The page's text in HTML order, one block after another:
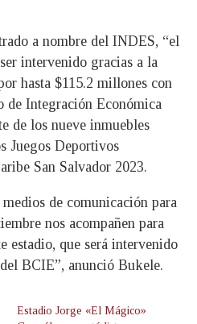
a nombre del INDES, “el
intervenido gracias a la
hasta $115.2 millones con
de Integración Económica
de los nueve inmuebles
Juegos Deportivos
San Salvador 2023.
de comunicación para
nos acompañen para
estadio, que será intervenido
BCIE”, anunció Bukele.
Estadio Jorge «El Mágico»